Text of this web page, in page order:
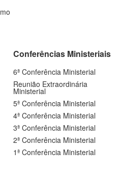
Conferências Ministeriais
6ª Conferência Ministerial
Reunião Extraordinária
Ministerial
5ª Conferência Ministerial
4ª Conferência Ministerial
3ª Conferência Ministerial
2ª Conferência Ministerial
1ª Conferência Ministerial